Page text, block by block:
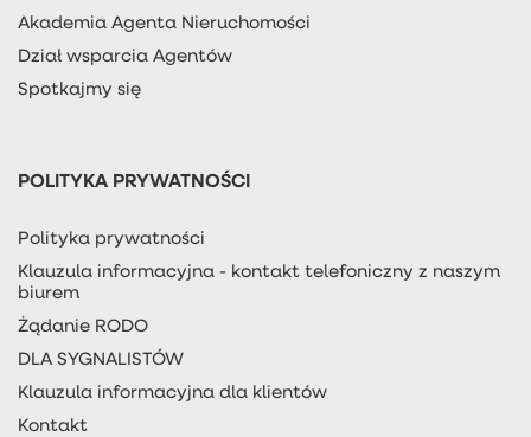
Akademia Agenta Nieruchomości
Dział wsparcia Agentów
Spotkajmy się
POLITYKA PRYWATNOŚCI
Polityka prywatności
Klauzula informacyjna - kontakt telefoniczny z naszym
biurem
Żądanie RODO
DLA SYGNALISTÓW
Klauzula informacyjna dla klientów
Kontakt